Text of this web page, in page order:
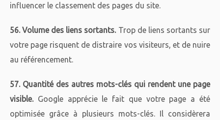
influencer le classement des pages du site.
56. Volume des liens sortants.Trop de liens sortants sur
votre page risquent de distraire vos visiteurs, et de nuire
au référencement.
57. Quantité des autres mots-clés qui rendent une page
visible.Google apprécie le fait que votre page a été
optimisée grâce à plusieurs mots-clés. Il considèrera